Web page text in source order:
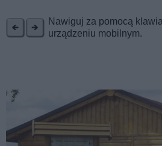
Nawiguj za pomocą
urządzeniu mobilnym.